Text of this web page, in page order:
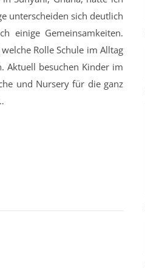
unterscheiden sich deutlich
einige Gemeinsamkeiten.
Rolle Schule im Alltag
Aktuell besuchen Kinder im
und Nursery für die ganz